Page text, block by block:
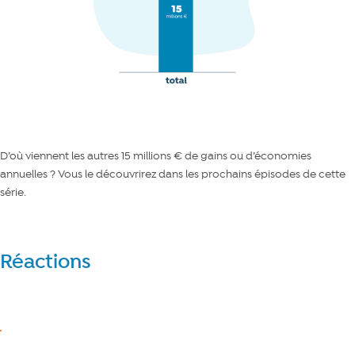
D’où viennent les autres 15 millions € de gains ou d’économies
annuelles ? Vous le découvrirez dans les prochains épisodes de cette
série.
Réactions